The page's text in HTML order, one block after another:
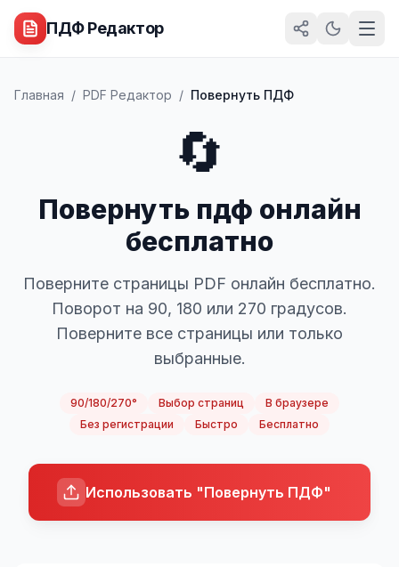
ПДФ Редактор
Главная / PDF Редактор / Повернуть ПДФ
🔄
Повернуть пдф онлайн
бесплатно
Поверните страницы PDF онлайн бесплатно.
Поворот на 90, 180 или 270 градусов.
Поверните все страницы или только
выбранные.
90/180/270° Выбор страниц
В браузере
Без регистрации
Быстро Бесплатно
Использовать "Повернуть ПДФ"